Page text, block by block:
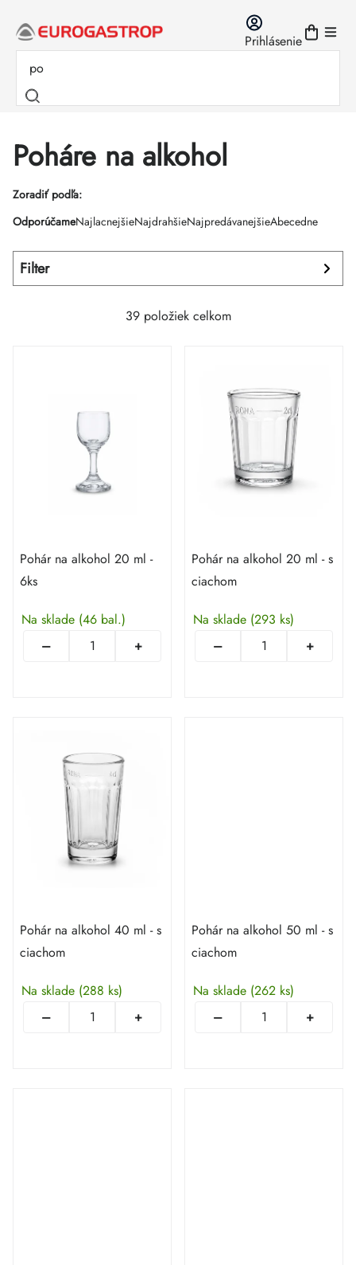
obsah
Prihlásenie
Poháre na alkohol
Zoradiť podľa:
Radenie
produktov
OdporúčameNajlacnejšieNajdrahšieNajpredávanejšieAbecedne
Filter
39položiek celkom
Výpis
produktov
Pohár na alkohol 20 ml -
6ks
Na sklade (46 bal.)
Pohár na alkohol 20 ml - s
ciachom
Na sklade (293 ks)
Pohár na alkohol 40 ml - s
ciachom
Na sklade (288 ks)
Pohár na alkohol 50 ml - s
ciachom
Na sklade (262 ks)